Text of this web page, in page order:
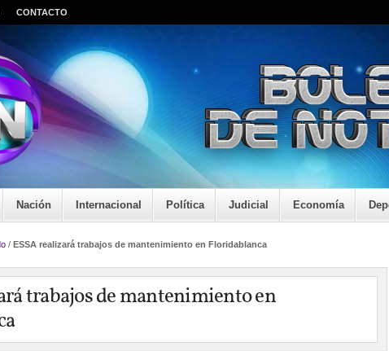
CONTACTO
Nación Internacional Política Judicial Economía
/ ESSA realizará trabajos de mantenimiento en Floridablanca
trabajos de mantenimiento en